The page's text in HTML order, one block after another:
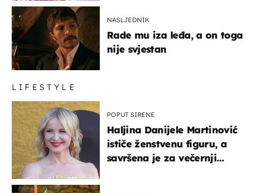
NASLJEDNIK
Rade mu iza leđa, a on toga
nije svjestan
LIFESTYLE
POPUT SIRENE
Haljina Danijele Martinović
ističe ženstvenu figuru, a
savršena je za večernji